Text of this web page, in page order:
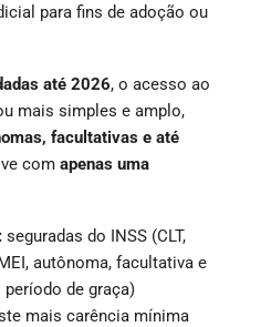
para fins de adoção ou
até 2026, o acesso ao
mais simples e amplo,
facultativas e até
com apenas uma
seguradas do INSS (CLT,
autônoma, facultativa e
período de graça)
mais carência mínima